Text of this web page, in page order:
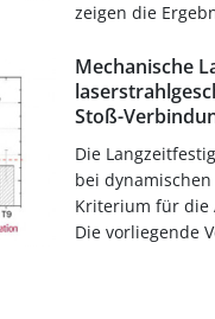
zeigen die
Mechanische
Stoß-
Die
bei
Kriterium für die
Die vorliegende